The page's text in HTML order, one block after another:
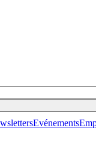
Evénements